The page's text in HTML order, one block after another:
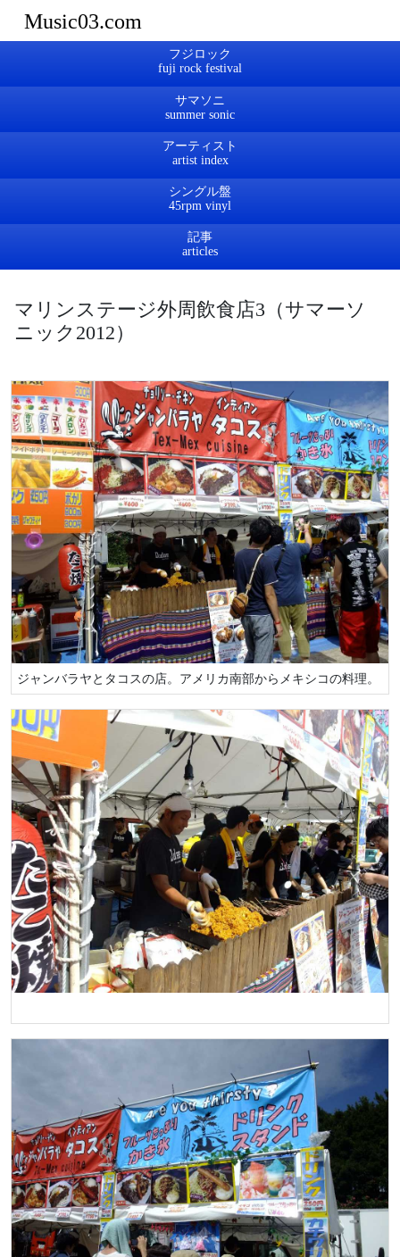
Music03.com
フジロック
サマソニ
アーティスト
シングル盤
記事
マリンステージ外周飲食店3（サマーソ
ニック2012）
ジャンバラヤとタコスの店。アメリカ南部からメキシコの料理。